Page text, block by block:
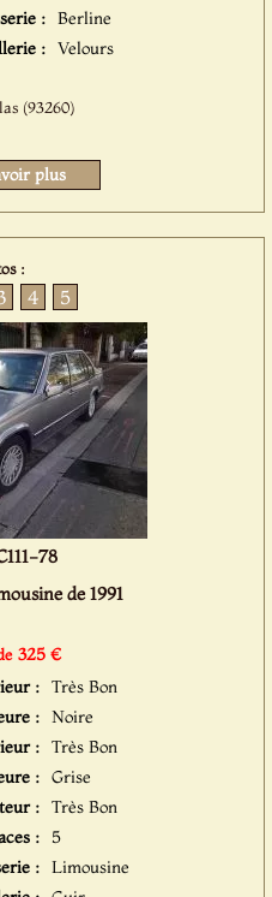
: Berline
: Velours
(93260)
plus
:
4 5
78
de 1991
325 €
: Très Bon
: Noire
: Très Bon
: Grise
: Très Bon
: 5
: Limousine